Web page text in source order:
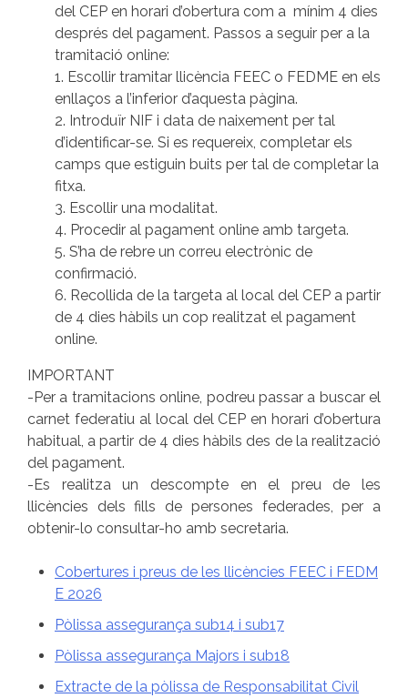
del CEP en horari d’obertura com a mínim 4 dies
després del pagament. Passos a seguir per a la
tramitació online:
1. Escollir tramitar llicència FEEC o FEDME en els
enllaços a l’inferior d’aquesta pàgina.
2. Introduïr NIF i data de naixement per tal
d’identificar-se. Si es requereix, completar els
camps que estiguin buits per tal de completar la
fitxa.
3. Escollir una modalitat.
4. Procedir al pagament online amb targeta.
5. S’ha de rebre un correu electrònic de
confirmació.
6. Recollida de la targeta al local del CEP a partir
de 4 dies hàbils un cop realitzat el pagament
online.
IMPORTANT
-Per a tramitacions online, podreu passar a buscar el
carnet federatiu al local del CEP en horari d’obertura
habitual, a partir de 4 dies hàbils des de la realització
del pagament.
-Es realitza un descompte en el preu de les
llicències dels fills de persones federades, per a
obtenir-lo consultar-ho amb secretaria.
Cobertures i preus de les llicències FEEC i FEDM
E 2026
Pòlissa assegurança sub14 i sub17
Pòlissa assegurança Majors i sub18
Extracte de la pòlissa de Responsabilitat Civil